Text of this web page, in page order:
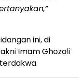
ini, di
Imam Ghozali